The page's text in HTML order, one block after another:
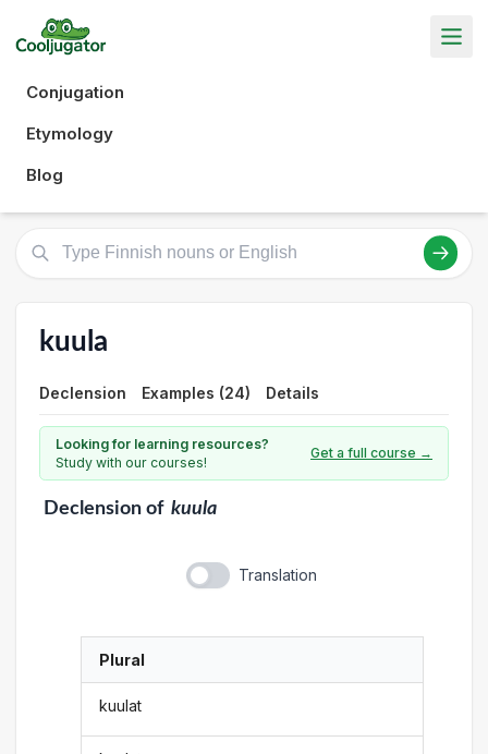
Conjugation
Etymology
Blog
kuula
Declension Examples (24) Details
Looking for learning resources?
Study with our courses!
Get a full course →
Declensionof kuula
Translation
Plural
kuulat